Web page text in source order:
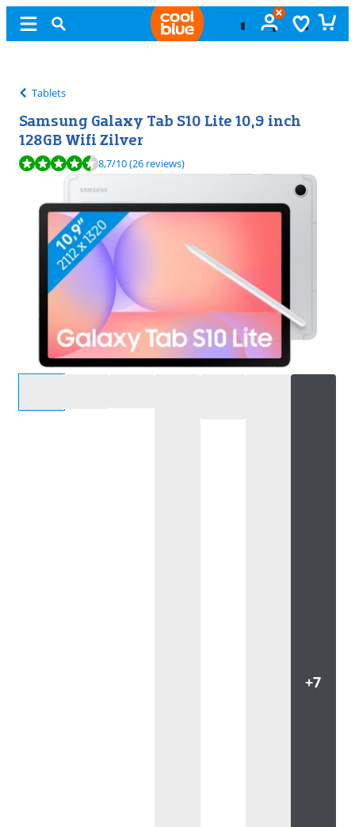
Tablets
Samsung Galaxy Tab S10 Lite 10,9 inch
128GB Wifi Zilver
Beoordeling is 8,7 van de 10, gebaseerd op 26 reviews.
8,7/10(26 reviews)